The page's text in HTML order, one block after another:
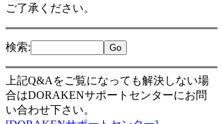
ご了承ください。
検索:
上記Q&Aをご覧になっても解決しない場
合はDORAKENサポートセンターにお問
い合わせ下さい。